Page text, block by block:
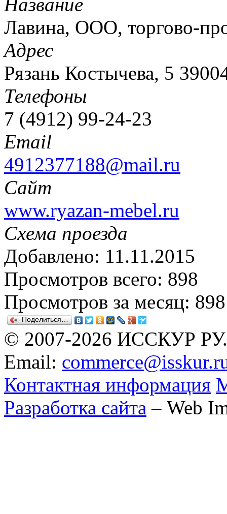
Лавина, ООО, торгово-
Адрес
Рязань Костычева, 5
Телефоны
7 (4912) 99-24-23
Email
4912377188@mail.ru
Сайт
www.ryazan-mebel.ru
Схема проезда
Добавлено: 11.11.2015
Просмотров всего: 898
Просмотров за месяц: 898
Поделиться…
© 2007-2026 ИССКУР РУ.
Email:
Контактная информация
Разработка сайта – Web